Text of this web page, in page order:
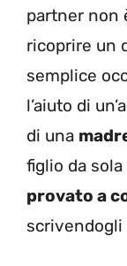
partner non
ricoprire un
semplice
l’aiuto di
di una
figlio da
provato a
scrivendogli